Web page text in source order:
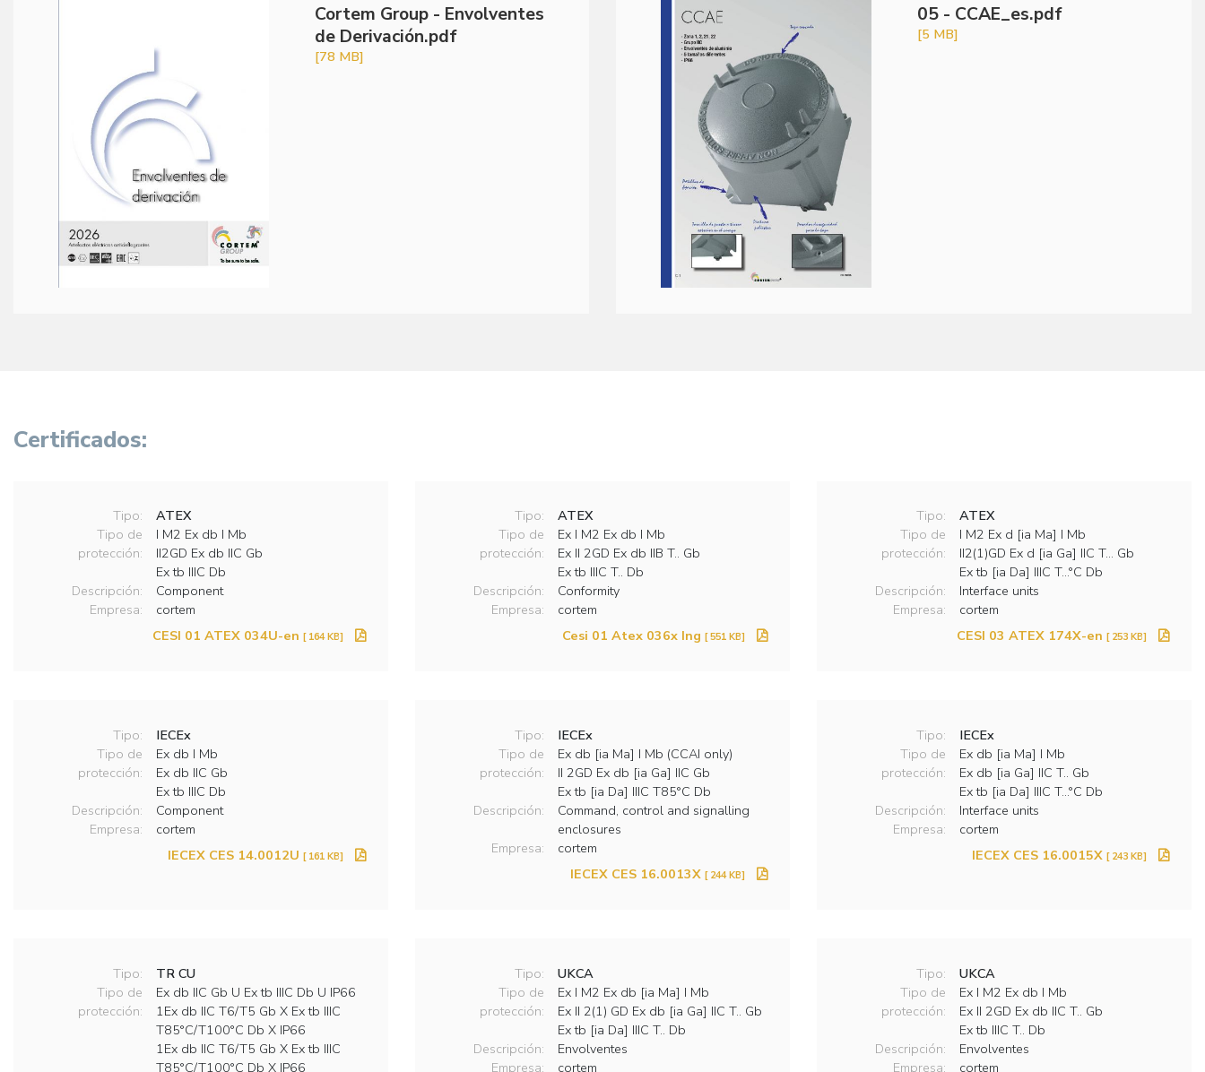
Cortem Group - Envolventes
de Derivación.pdf
[78 MB]
05 - CCAE_es.pdf
[5 MB]
Certificados:
Tipo:
ATEX
Tipo de
protección:
I M2 Ex db I Mb
II2GD Ex db IIC Gb
Ex tb IIIC Db
Descripción:
Component
Empresa:
cortem
CESI 01 ATEX 034U-en[ 164 KB]
Tipo:
ATEX
Tipo de
protección:
Ex I M2 Ex db I Mb
Ex II 2GD Ex db IIB T.. Gb
Ex tb IIIC T.. Db
Descripción:
Conformity
Empresa:
cortem
Cesi 01 Atex 036x Ing[ 551 KB]
Tipo:
ATEX
Tipo de
protección:
I M2 Ex d [ia Ma] I Mb
II2(1)GD Ex d [ia Ga] IIC T… Gb
Ex tb [ia Da] IIIC T…°C Db
Descripción:
Interface units
Empresa:
cortem
CESI 03 ATEX 174X-en[ 253 KB]
Tipo:
IECEx
Tipo de
protección:
Ex db I Mb
Ex db IIC Gb
Ex tb IIIC Db
Descripción:
Component
Empresa:
cortem
IECEX CES 14.0012U[ 161 KB]
Tipo:
IECEx
Tipo de
protección:
Ex db [ia Ma] I Mb (CCAI only)
II 2GD Ex db [ia Ga] IIC Gb
Ex tb [ia Da] IIIC T85°C Db
Descripción:
Command, control and signalling
enclosures
Empresa:
cortem
IECEX CES 16.0013X[ 244 KB]
Tipo:
IECEx
Tipo de
protección:
Ex db [ia Ma] I Mb
Ex db [ia Ga] IIC T.. Gb
Ex tb [ia Da] IIIC T…°C Db
Descripción:
Interface units
Empresa:
cortem
IECEX CES 16.0015X[ 243 KB]
Tipo:
TR CU
Tipo de
protección:
Ex db IIC Gb U Ex tb IIIC Db U IP66
1Ex db IIC T6/T5 Gb X Ex tb IIIC
T85°C/T100°C Db X IP66
1Ex db IIC T6/T5 Gb X Ex tb IIIC
T85°C/T100°C Db X IP66
Tipo:
UKCA
Tipo de
protección:
Ex I M2 Ex db [ia Ma] I Mb
Ex II 2(1) GD Ex db [ia Ga] IIC T.. Gb
Ex tb [ia Da] IIIC T.. Db
Descripción:
Envolventes
Empresa:
cortem
Tipo:
UKCA
Tipo de
protección:
Ex I M2 Ex db I Mb
Ex II 2GD Ex db IIC T.. Gb
Ex tb IIIC T.. Db
Descripción:
Envolventes
Empresa:
cortem